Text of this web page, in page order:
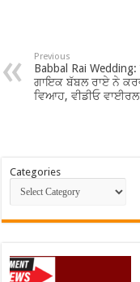
Previous
Babbal Rai Wedding:
ਗਾਇਕ ਬੱਬਲ ਰਾਏ ਨੇ
ਵਿਆਹ, ਵੀਡੀਓ
Categories